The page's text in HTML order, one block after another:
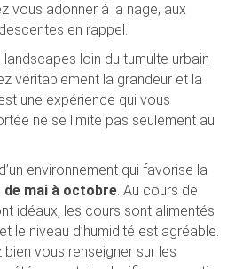
vous adonner à la nage, aux
en rappel.
loin du tumulte urbain
véritablement la grandeur et la
une expérience qui vous
ne se limite pas seulement au
environnement qui favorise la
de mai à octobre. Au cours de
idéaux, les cours sont alimentés
le niveau d’humidité est agréable.
vous renseigner sur les